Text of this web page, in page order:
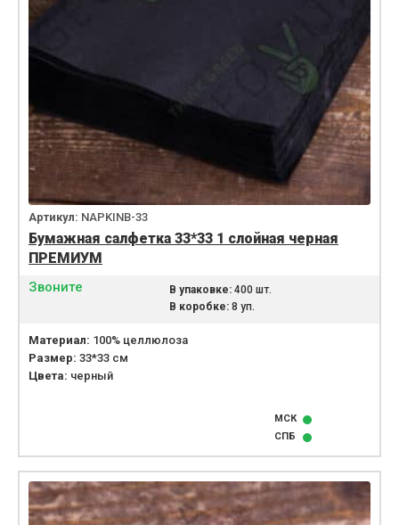
Артикул: NAPKINB-33
Бумажная салфетка 33*33 1 слойная черная
ПРЕМИУМ
Звоните В упаковке:400 шт.
В коробке:8 уп.
Материал: 100% целлюлоза
Размер: 33*33 см
Цвета: черный
МСК
СПБ